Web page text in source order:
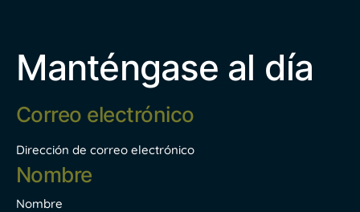
Manténgase al día
Correo
electrónico *
Dirección de correo electrónico
Nombre
Nombre